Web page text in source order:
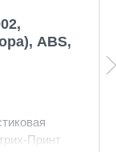
ABS,
Принт